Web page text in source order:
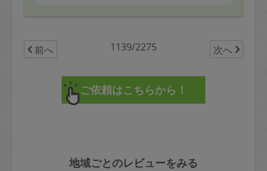
前へ 1139/2275 次へ
地域ごとのレビューをみる